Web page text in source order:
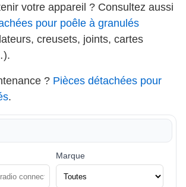
votre appareil ? Consultez aussi
pour poêle à granulés
creusets, joints, cartes
? Pièces détachées pour
.
Marque